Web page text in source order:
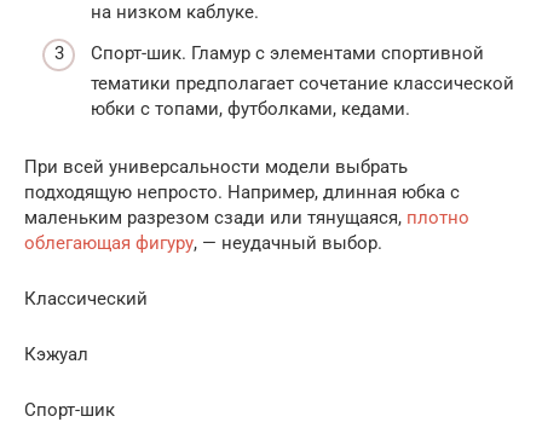
на низком каблуке.
Спорт-шик. Гламур с элементами спортивной
тематики предполагает сочетание классической
юбки с топами, футболками, кедами.
При всей универсальности модели выбрать
подходящую непросто. Например, длинная юбка с
маленьким разрезом сзади или тянущаяся, плотно
облегающая фигуру, — неудачный выбор.
Классический
Кэжуал
Спорт-шик